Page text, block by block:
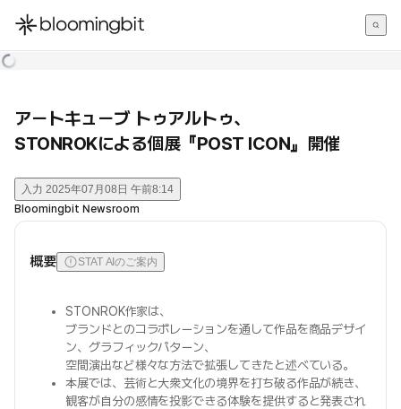
한국어
アートキューブ トゥアルトゥ、
STONROKによる個展『POST ICON』開催
入力 2025年07月08日 午前8:14
Bloomingbit Newsroom
概要 STAT AIのご案内
STONROK作家は、
ブランドとのコラボレーションを通して作品を商品デザイ
ン、グラフィックパターン、
空間演出など様々な方法で拡張してきたと述べている。
本展では、芸術と大衆文化の境界を打ち破る作品が続き、
観客が自分の感情を投影できる体験を提供すると発表され